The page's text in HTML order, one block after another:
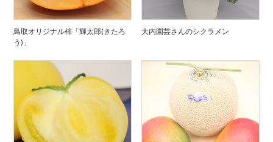
鳥取オリジナル柿「輝太郎(きたろ
う)」
大内園芸さんのシクラメン